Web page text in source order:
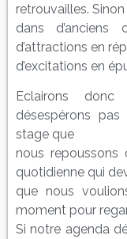
retrouvailles.
dans
d’attractions en
d’excitations en
Eclairons
désespérons
stage que
nous repoussons
quotidienne qui
que nous
moment pour
Si notre agenda